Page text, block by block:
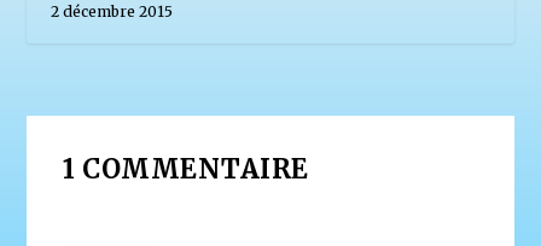
2 décembre 2015
1 COMMENTAIRE